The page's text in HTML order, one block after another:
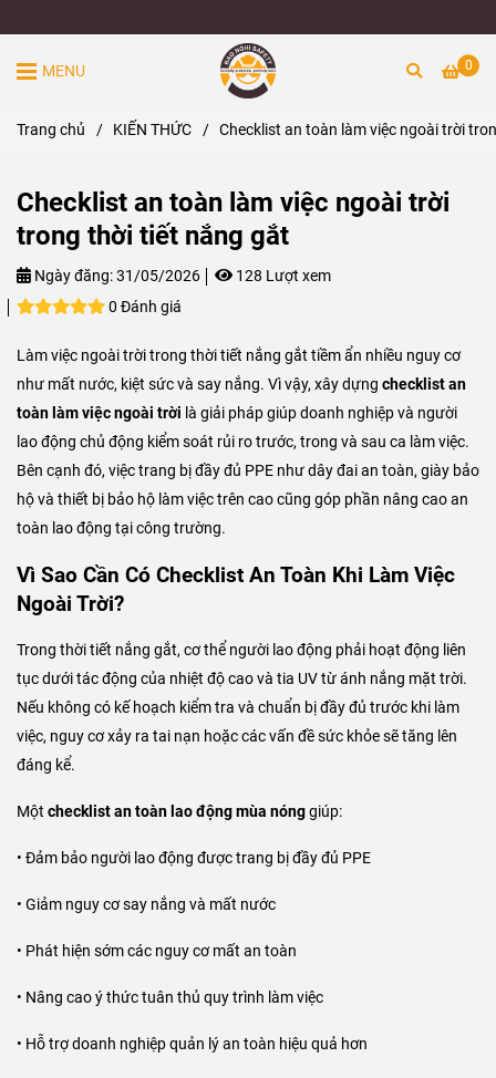
0
MENU
Trang chủ / KIẾN THỨC / Checklist an toàn làm việc ngoài trời
Checklist an toàn làm việc ngoài trời
trong thời tiết nắng gắt
Ngày đăng:31/05/2026
128 Lượt xem
0 Đánh giá
Làm việc ngoài trời trong thời tiết nắng gắt tiềm ẩn nhiều nguy cơ
như mất nước, kiệt sức và say nắng. Vì vậy, xây dựng checklist an
toàn làm việc ngoài trời là giải pháp giúp doanh nghiệp và người
lao động chủ động kiểm soát rủi ro trước, trong và sau ca làm việc.
Bên cạnh đó, việc trang bị đầy đủ PPE như dây đai an toàn, giày bảo
hộ và thiết bị bảo hộ làm việc trên cao cũng góp phần nâng cao an
toàn lao động tại công trường.
Vì Sao Cần Có Checklist An Toàn Khi Làm Việc
Ngoài Trời?
Trong thời tiết nắng gắt, cơ thể người lao động phải hoạt động liên
tục dưới tác động của nhiệt độ cao và tia UV từ ánh nắng mặt trời.
Nếu không có kế hoạch kiểm tra và chuẩn bị đầy đủ trước khi làm
việc, nguy cơ xảy ra tai nạn hoặc các vấn đề sức khỏe sẽ tăng lên
đáng kể.
Một checklist an toàn lao động mùa nónggiúp:
• Đảm bảo người lao động được trang bị đầy đủ PPE
• Giảm nguy cơ say nắng và mất nước
• Phát hiện sớm các nguy cơ mất an toàn
• Nâng cao ý thức tuân thủ quy trình làm việc
• Hỗ trợ doanh nghiệp quản lý an toàn hiệu quả hơn